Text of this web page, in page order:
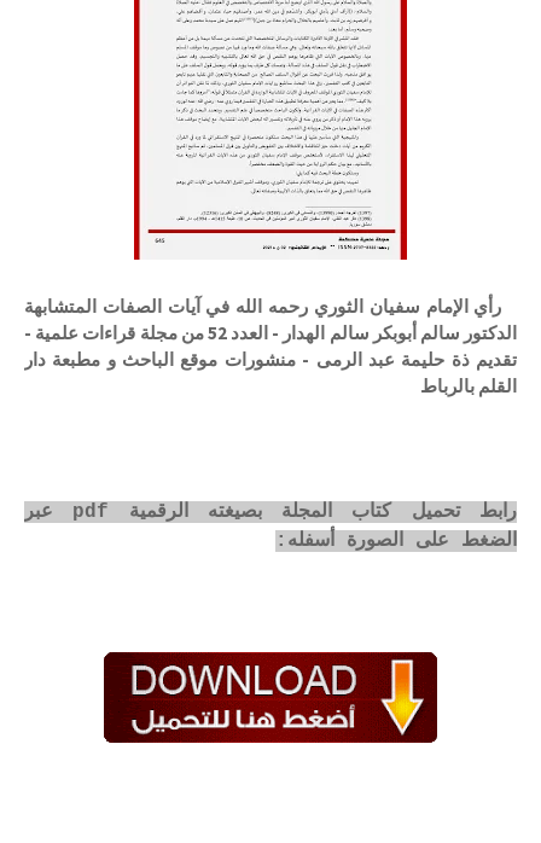
رأي الإمام سفيان الثوري رحمه الله في آيات الصفات المتشابهة
الدكتور سالم أبوبكر سالم الهدار - العدد 52 من مجلة قراءات علمية -
تقديم ذة حليمة عبد الرمى - منشورات موقع الباحث و مطبعة دار
القلم بالرباط
رابط تحميل كتاب المجلة بصيغته الرقمية pdf عبر
الضغط على الصورة أسفله: